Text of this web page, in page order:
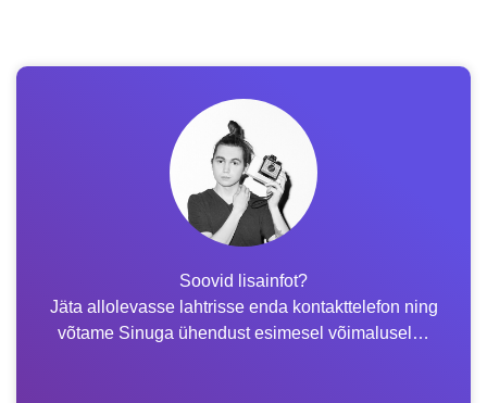
Soovid lisainfot?
Jäta allolevasse lahtrisse enda kontakttelefon ning
võtame Sinuga ühendust esimesel võimalusel…